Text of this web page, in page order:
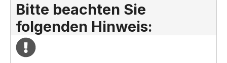
Bitte beachten Sie
folgenden Hinweis: